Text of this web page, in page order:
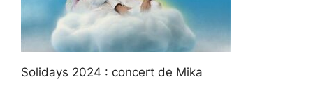
Solidays 2024 : concert de Mika